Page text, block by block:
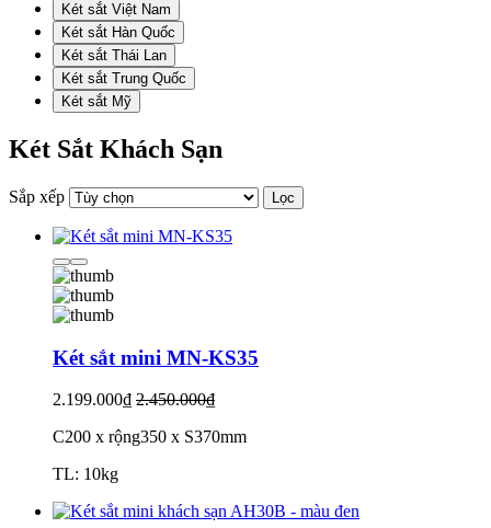
Két sắt Việt Nam
Két sắt Hàn Quốc
Két sắt Thái Lan
Két sắt Trung Quốc
Két sắt Mỹ
Két Sắt Khách Sạn
Sắp xếp Lọc
Két sắt mini MN-KS35
2.199.000₫ 2.450.000₫
C200 x rộng350 x S370mm
TL: 10kg